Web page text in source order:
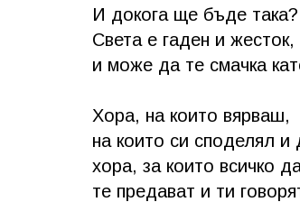
И докога ще бъде така?
Света е гаден и жесток,
и може да те смачка
Хора, на които вярваш,
на които си споделял и
хора, за които всичко
те предават и ти